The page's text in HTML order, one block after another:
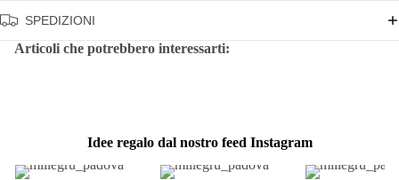
SPEDIZIONI
Articoli che potrebbero interessarti:
Idee regalo dal nostro feed Instagram